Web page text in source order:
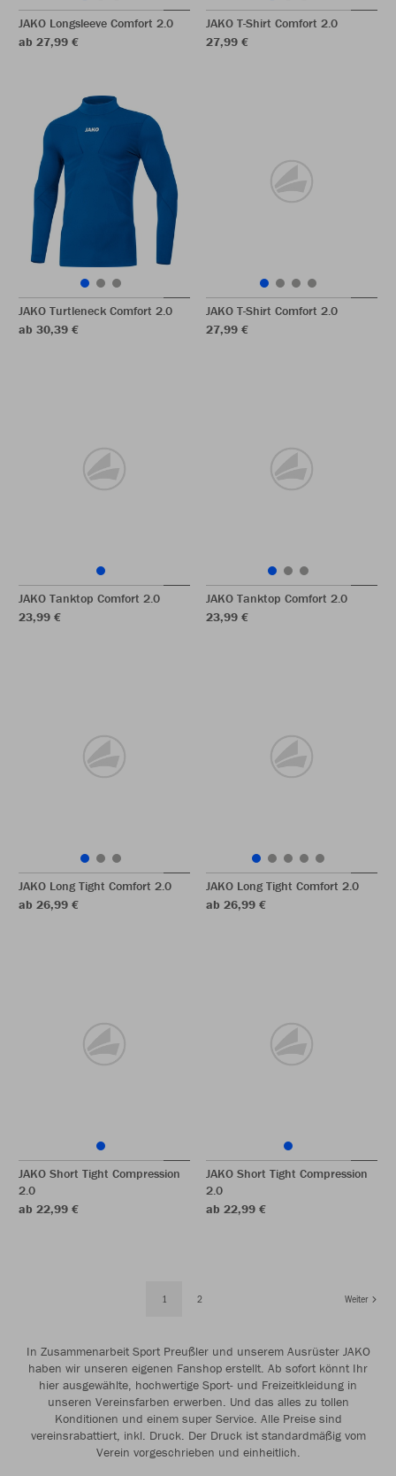
JAKO Longsleeve Comfort 2.0
ab 27,99 €
JAKO T-Shirt Comfort 2.0
27,99 €
JAKO Turtleneck Comfort 2.0
ab 30,39 €
JAKO T-Shirt Comfort 2.0
27,99 €
JAKO Tanktop Comfort 2.0
23,99 €
JAKO Tanktop Comfort 2.0
23,99 €
JAKO Long Tight Comfort 2.0
ab 26,99 €
JAKO Long Tight Comfort 2.0
ab 26,99 €
JAKO Short Tight Compression
2.0
ab 22,99 €
JAKO Short Tight Compression
2.0
ab 22,99 €
1 2 Weiter
In Zusammenarbeit Sport Preußler und unserem Ausrüster JAKO
haben wir unseren eigenen Fanshop erstellt. Ab sofort könnt Ihr
hier ausgewählte, hochwertige Sport- und Freizeitkleidung in
unseren Vereinsfarben erwerben. Und das alles zu tollen
Konditionen und einem super Service. Alle Preise sind
vereinsrabattiert, inkl. Druck. Der Druck ist standardmäßig vom
Verein vorgeschrieben und einheitlich.